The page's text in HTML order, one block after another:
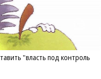
"власть под контроль